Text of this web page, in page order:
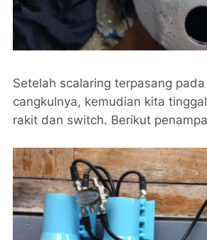
Setelah scalaring terpasang
cangkulnya, kemudian kita
rakit dan switch. Berikut